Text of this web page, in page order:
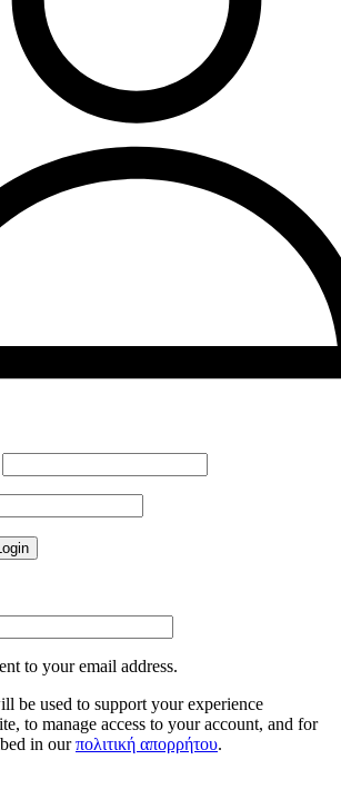
to your email address.
be used to support your experience
to manage access to your account, and for
in ourπολιτική απορρήτου.